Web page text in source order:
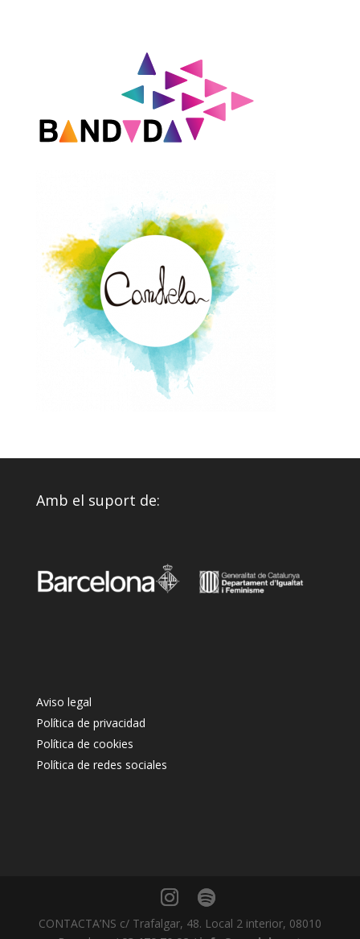
Amb el suport de:
Aviso legal
Política de privacidad
Política de cookies
Política de redes sociales
CONTACTA’NS c/ Trafalgar, 48. Local 2 interior, 08010